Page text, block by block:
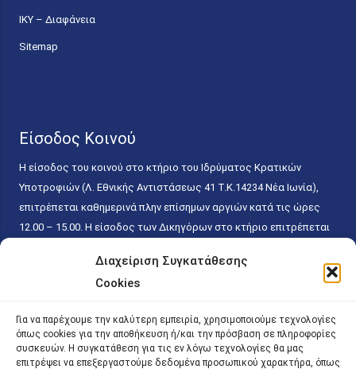
Διαχείριση Συγκατάθεσης
Cookies
Για να παρέχουμε την καλύτερη εμπειρία, χρησιμοποιούμε τεχνολογίες
όπως cookies για την αποθήκευση ή/και την πρόσβαση σε πληροφορίες
συσκευών. Η συγκατάθεση για τις εν λόγω τεχνολογίες θα μας
επιτρέψει να επεξεργαστούμε δεδομένα προσωπικού χαρακτήρα, όπως
ΙΚΥ – Διαφάνεια
Sitemap
Είσοδος Κοινού
Η είσοδος του κοινού στο κτήριο του Ιδρύματος Κρατικών
Υποτροφιών (Λ. Εθνικής Αντιστάσεως 41 T.K.14234 Νέα Ιωνία),
επιτρέπεται καθημερινά πλην επίσημων αργιών κατά τις ώρες
12.00 – 15.00. Η είσοδος των Δικηγόρων στο κτήριο επιτρέπεται
κάθε εργάσιμη ημέρα και ώρα χωρίς κανέναν χρονικό ή άλλο
περιορισμό. Η είσοδος του κοινού ειδικά στο γραφείο του
15.00. Η εξυπηρέτηση του κοινού πραγματοποιείται βάσει των
παγίων ισχυουσών διατάξεων. Για την αποφυγή συνωστισμού
εντός του εσωτερικού χώρου εξυπηρέτησης και αναμονής του